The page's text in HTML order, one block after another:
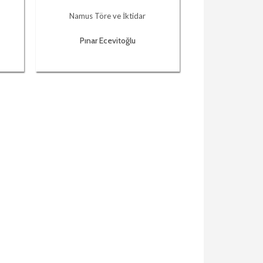
Namus Töre ve İktidar
Pınar Ecevitoğlu